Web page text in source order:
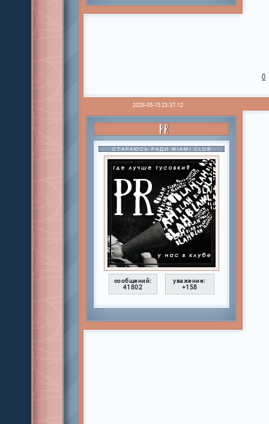
0
2026-05-15 23:37:12
PR
СТАРАЮСЬ РАДИ MIAMI CLUB
сообщений:
41802
уважение:
+158